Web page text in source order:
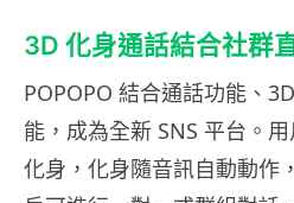
3D 化身通話結合社群
POPOPO 結合通話功能、
能，成為全新 SNS 平台。
化身，化身隨音訊自動動作